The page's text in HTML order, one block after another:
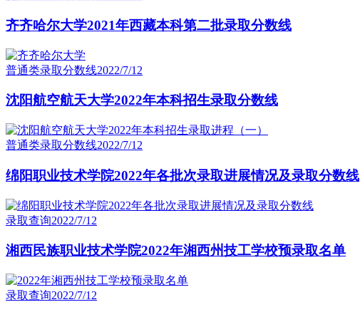
齐齐哈尔大学2021年西藏本科第二批录取分数线
普通类录取分数线2022/7/12
沈阳航空航天大学2022年本科招生录取分数线
普通类录取分数线2022/7/12
绵阳职业技术学院2022年各批次录取进展情况及录取分数线
录取查询2022/7/12
湘西民族职业技术学院2022年湘西州技工学校预录取名单
录取查询2022/7/12